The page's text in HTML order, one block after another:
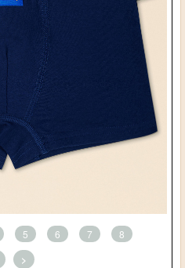
5 6 7 8
>